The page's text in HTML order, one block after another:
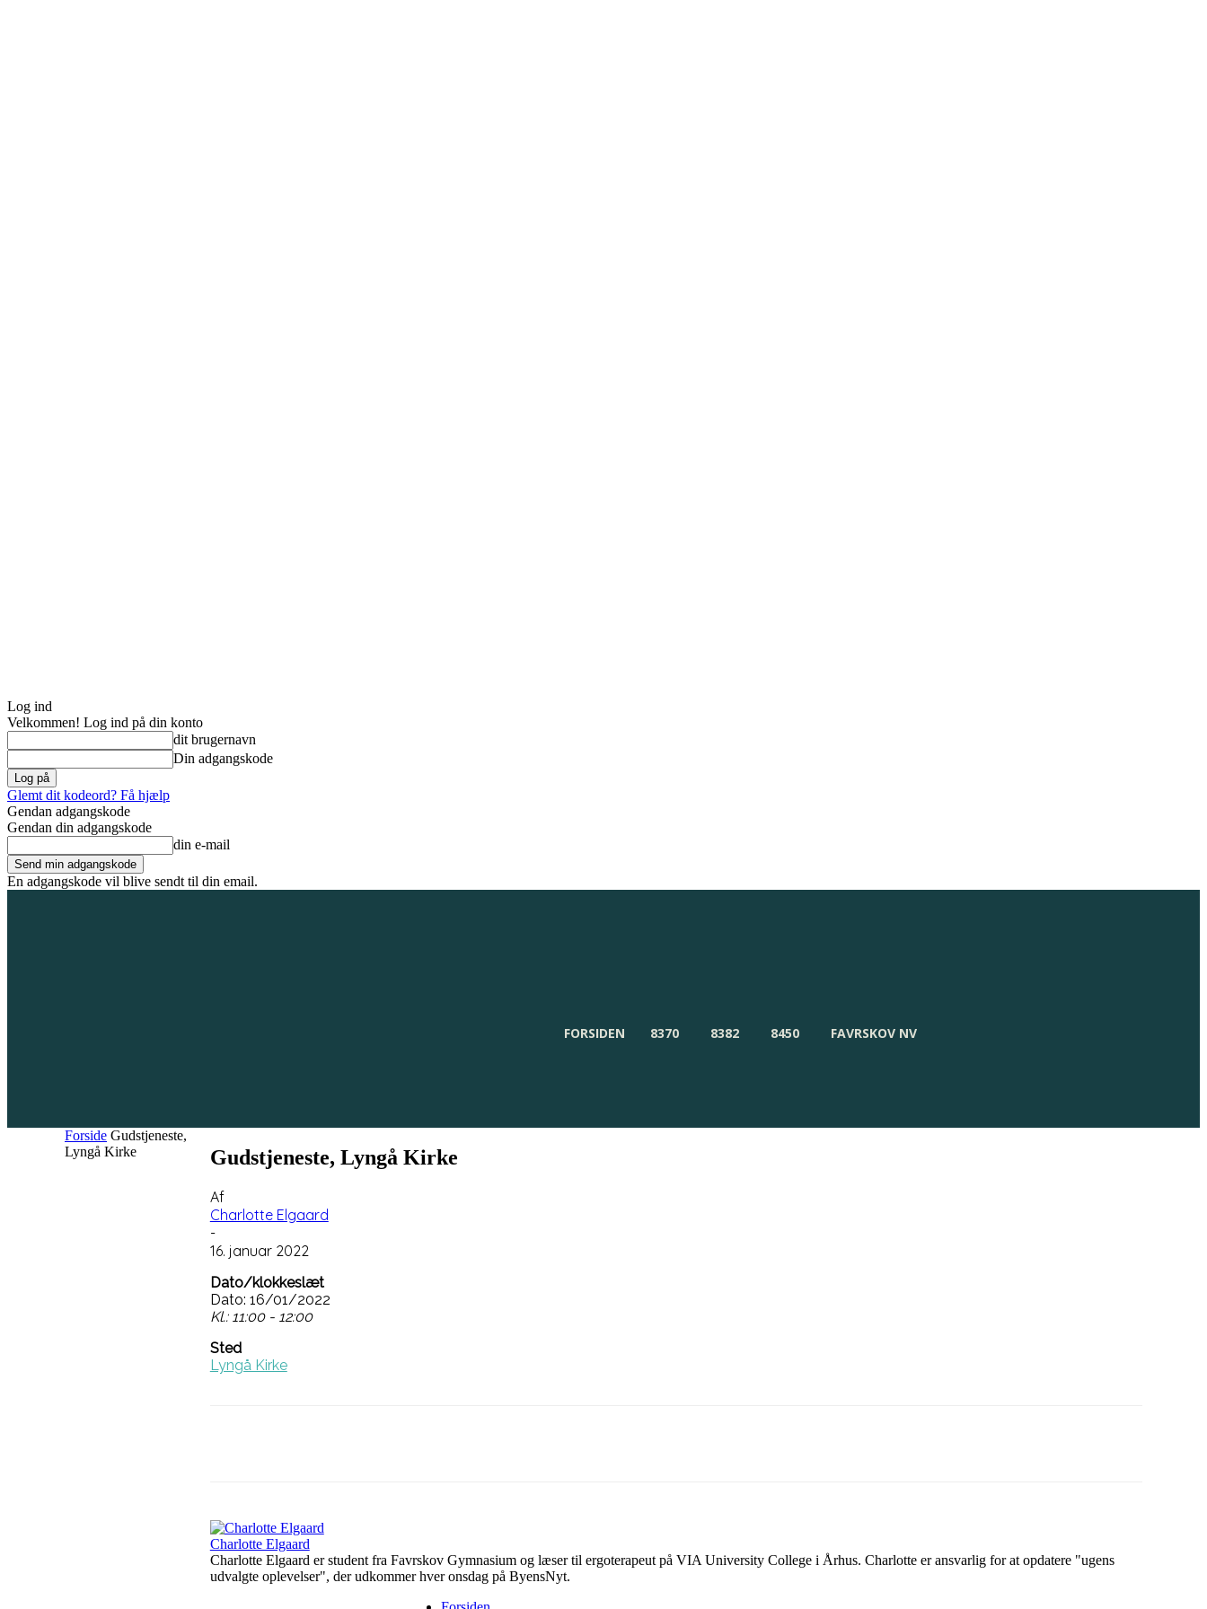
Log ind
Velkommen! Log ind på din konto
dit brugernavn
Din adgangskode
Glemt dit kodeord? Få hjælp
Gendan adgangskode
Gendan din adgangskode
din e-mail
En adgangskode vil blive sendt til din email.
FORSIDEN 8370 8382 8450 FAVRSKOV NV
Forside Gudstjeneste,
Lyngå Kirke
Gudstjeneste, Lyngå Kirke
Af
Charlotte Elgaard
-
16. januar 2022
Dato/klokkeslæt
Dato: 16/01/2022
Kl.: 11:00 - 12:00
Sted
Lyngå Kirke
Charlotte Elgaard
Charlotte Elgaard er student fra Favrskov Gymnasium og læser til ergoterapeut på VIA University College i Århus. Charlotte er ansvarlig for at opdatere "ugens
udvalgte oplevelser", der udkommer hver onsdag på ByensNyt.